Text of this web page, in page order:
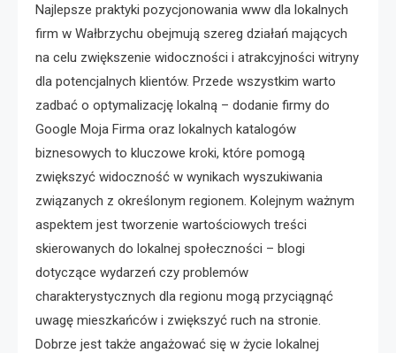
Najlepsze praktyki pozycjonowania www dla lokalnych
firm w Wałbrzychu obejmują szereg działań mających
na celu zwiększenie widoczności i atrakcyjności witryny
dla potencjalnych klientów. Przede wszystkim warto
zadbać o optymalizację lokalną – dodanie firmy do
Google Moja Firma oraz lokalnych katalogów
biznesowych to kluczowe kroki, które pomogą
zwiększyć widoczność w wynikach wyszukiwania
związanych z określonym regionem. Kolejnym ważnym
aspektem jest tworzenie wartościowych treści
skierowanych do lokalnej społeczności – blogi
dotyczące wydarzeń czy problemów
charakterystycznych dla regionu mogą przyciągnąć
uwagę mieszkańców i zwiększyć ruch na stronie.
Dobrze jest także angażować się w życie lokalnej